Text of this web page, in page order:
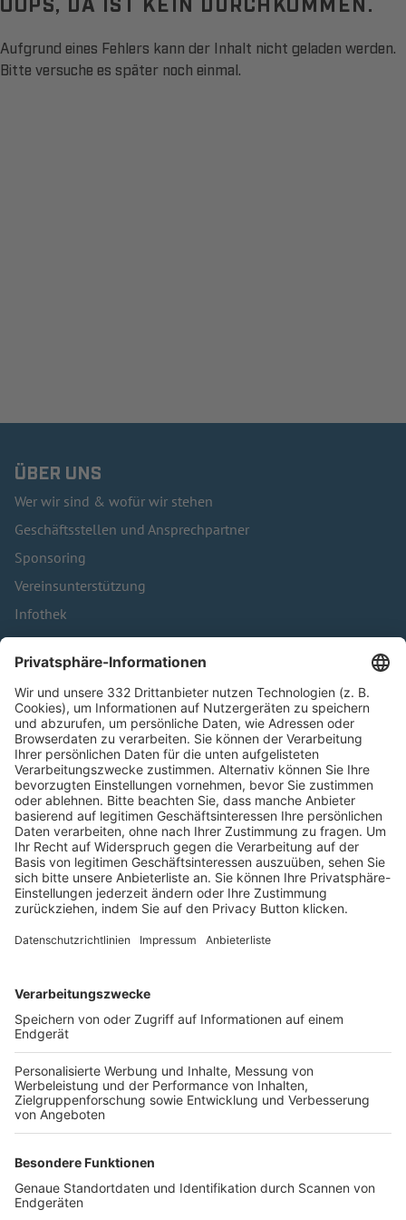
Aufgrund eines Fehlers kann der Inhalt nicht geladen werden.
Bitte versuche es später noch einmal.
ÜBER UNS
Wer wir sind & wofür wir stehen
Geschäftsstellen und Ansprechpartner
Sponsoring
Vereinsunterstützung
Infothek
Kontakt
HÄUFIG BESUCHTE SEITEN
Pässe und Vereinswechsel
Trainerausbildung
Schulungsangebot Vereinsmitarbeiter
BFV-Geschäftsstellen
Trainerbörse
Login SpielPlus
FOLGE DEM BFV
TOP-VEREINE
TOP-PARTNER